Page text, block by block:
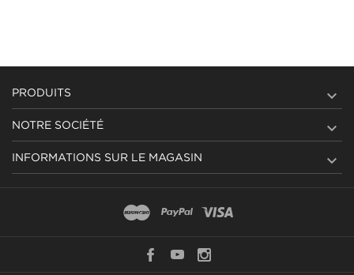
PRODUITS 
NOTRE SOCIÉTÉ 
INFORMATIONS SUR LE MAGASIN 